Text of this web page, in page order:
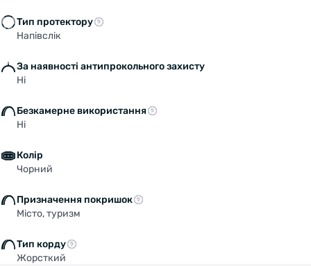
Тип протектору
Напівслік
За наявності антипрокольного захисту
Ні
Безкамерне використання
Ні
Колір
Чорний
Призначення покришок
Місто, туризм
Тип корду
Жорсткий